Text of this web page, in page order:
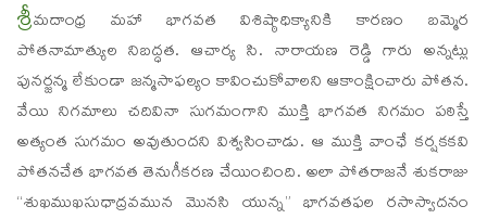
శ్రీమదాంధ్ర మహా భాగవత విశిష్ఠాధిక్యానికి కారణం బమ్మెర
పోతనామాత్యుల నిబద్ధత. ఆచార్య సి. నారాయణ రెడ్డి గారు అన్నట్లు
పునర్జన్మ లేకుండా జన్మసాఫల్యం కావించుకోవాలని ఆకాంక్షించారు పోతన.
వేయి నిగమాలు చదివినా సుగమంగాని ముక్తి భాగవత నిగమం పఠిస్తే
అత్యంత సుగమం అవుతుందని విశ్వసించాడు. ఆ ముక్తి వాంఛే కర్షకకవి
పోతనచేత భాగవత తెనుగీకరణ చేయించింది. అలా పోతరాజనే శుకరాజు
“శుఖముఖసుధాద్రవమున మొనసి యున్న” భాగవతఫల రసాస్వాదనం